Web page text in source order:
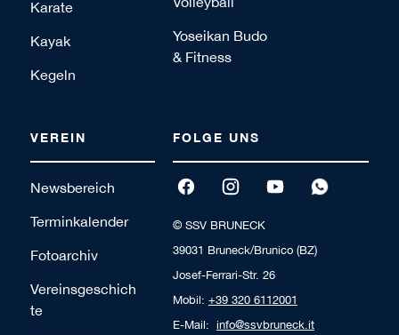
Karate
Kayak
Kegeln
Yoseikan Budo
& Fitness
VEREIN
Newsbereich
Terminkalender
Fotoarchiv
Vereinsgeschich
te
FOLGE UNS
© SSV BRUNECK
39031 Bruneck/Brunico (BZ)
Josef-Ferrari-Str. 26
Mobil: +39 320 6112001
E-Mail: info@ssvbruneck.it